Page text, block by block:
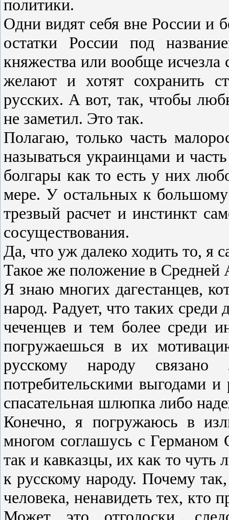
политики.
Одни видят себя вне России и
остатки России под
княжества или вообще
желают и хотят сохранить
русских. А вот, так, чтобы
не заметил. Это так.
Полагаю, только часть
называться украинцами и
болгары как то есть у них
мере. У остальных к
трезвый расчет и инстинкт
сосуществования.
Да, что уж далеко ходить то, я
Такое же положение в Средней
Я знаю многих дагестанцев,
народ. Радует, что таких среди
чеченцев и тем более среди
погружаешься в их
русскому народу
потребительскими выгодами и
спасательная шлюпка либо
Конечно, я погружаюсь в
многом соглашусь с
так и кавказцы, их как то чуть
к русскому народу. Почему
человека, ненавидеть тех, кто
Может это отголоски,